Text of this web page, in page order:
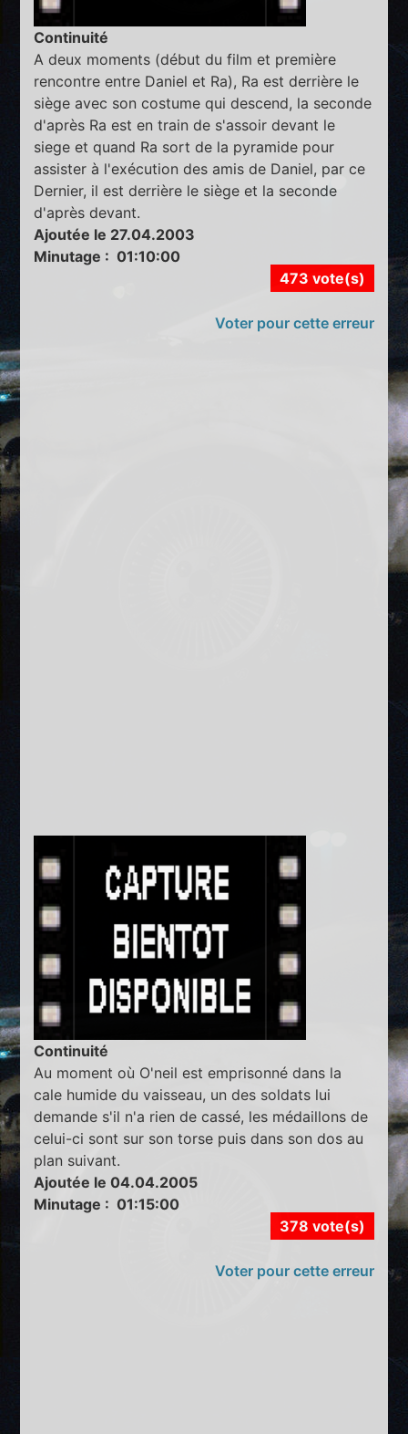
Continuité
A deux moments (début du film et première
rencontre entre Daniel et Ra), Ra est derrière le
siège avec son costume qui descend, la seconde
d'après Ra est en train de s'assoir devant le
siege et quand Ra sort de la pyramide pour
assister à l'exécution des amis de Daniel, par ce
Dernier, il est derrière le siège et la seconde
d'après devant.
Ajoutée le 27.04.2003
Minutage : 01:10:00
473 vote(s)
Voter pour cette erreur
Continuité
Au moment où O'neil est emprisonné dans la
cale humide du vaisseau, un des soldats lui
demande s'il n'a rien de cassé, les médaillons de
celui-ci sont sur son torse puis dans son dos au
plan suivant.
Ajoutée le 04.04.2005
Minutage : 01:15:00
378 vote(s)
Voter pour cette erreur